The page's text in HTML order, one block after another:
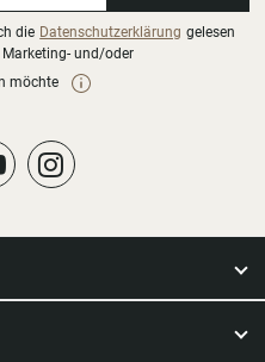
die Datenschutzerklärung gelesen
und/oder
möchte